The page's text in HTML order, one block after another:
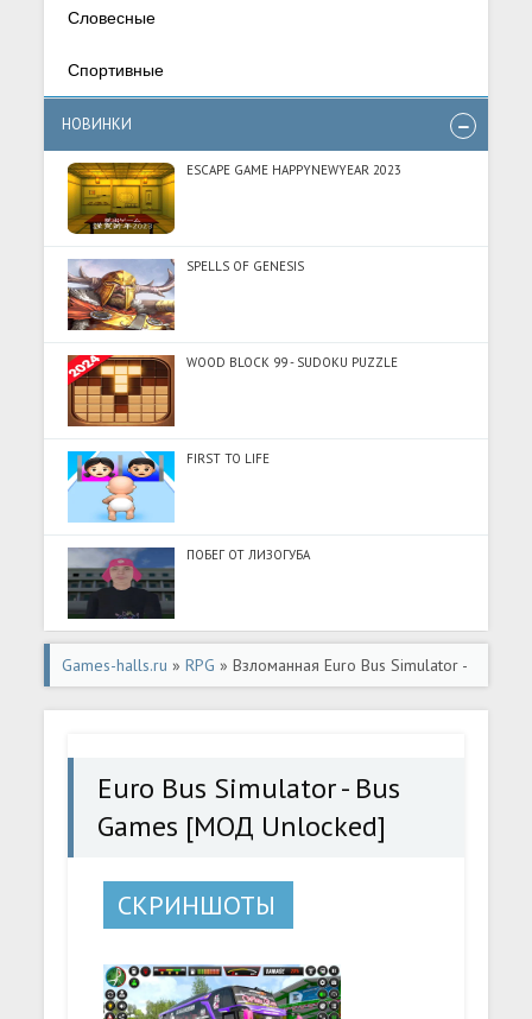
Словесные
Спортивные
НОВИНКИ
ESCAPE GAME HAPPYNEWYEAR 2023
SPELLS OF GENESIS
WOOD BLOCK 99 - SUDOKU PUZZLE
FIRST TO LIFE
ПОБЕГ ОТ ЛИЗОГУБА
Games-halls.ru »RPG » Взломанная Euro Bus Simulator -
Bus Games [МОД Unlocked] - стабильная версия apk на
Euro Bus Simulator - Bus
Games [МОД Unlocked]
СКРИНШОТЫ